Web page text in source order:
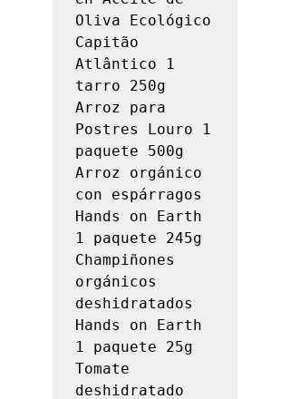
Oliva Ecológico
Capitão
Atlântico 1
tarro 250g
Arroz para
Postres Louro 1
paquete 500g
Arroz orgánico
con espárragos
Hands on Earth
1 paquete 245g
Champiñones
orgánicos
deshidratados
Hands on Earth
1 paquete 25g
Tomate
deshidratado